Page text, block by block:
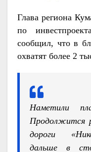
Глава региона
по
сообщил, что в
охватят более 2
Наметили
Продолжится
дороги
дальше в